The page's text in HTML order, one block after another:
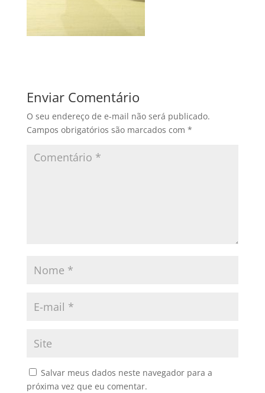
Enviar Comentário
O seu endereço de e-mail não será publicado.
Campos obrigatórios são marcados com *
Salvar meus dados neste navegador para a
próxima vez que eu comentar.